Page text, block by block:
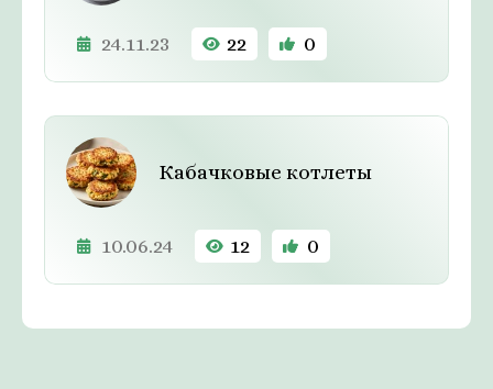
24.11.23 22 0
Кабачковые котлеты
10.06.24 12 0